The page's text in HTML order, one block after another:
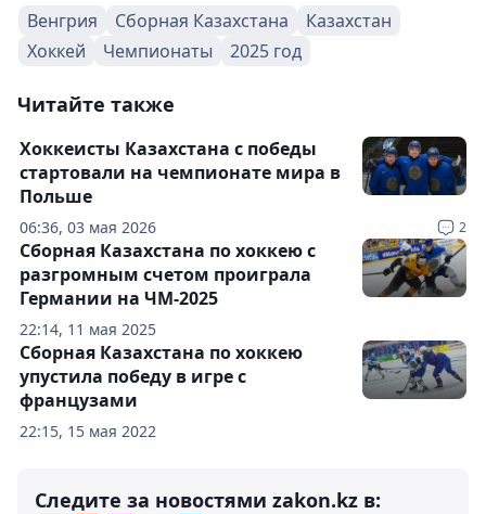
Венгрия Сборная Казахстана
Казахстан
Хоккей
Чемпионаты 2025 год
Читайте также
06:36, 03 мая 2026 2
Хоккеисты Казахстана с победы
стартовали на чемпионате мира в
Польше
22:14, 11 мая 2025
Сборная Казахстана по хоккею с
разгромным счетом проиграла
Германии на ЧМ-2025
22:15, 15 мая 2022
Сборная Казахстана по хоккею
упустила победу в игре с
французами
Следите за новостями zakon.kz в: